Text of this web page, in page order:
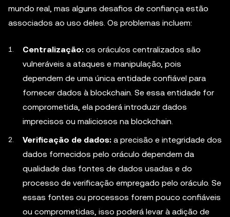
mundo real, mas alguns desafios de confiança estão
associados ao uso deles. Os problemas incluem:
Centralização: os oráculos centralizados são
vulneráveis a ataques e manipulação, pois
dependem de uma única entidade confiável para
fornecer dados à blockchain. Se essa entidade for
comprometida, ela poderá introduzir dados
imprecisos ou maliciosos na blockchain.
Verificação de dados: a precisão e integridade dos
dados fornecidos pelo oráculo dependem da
qualidade das fontes de dados usadas e do
processo de verificação empregado pelo oráculo. Se
essas fontes ou processos forem pouco confiáveis
ou comprometidas, isso poderá levar à adição de